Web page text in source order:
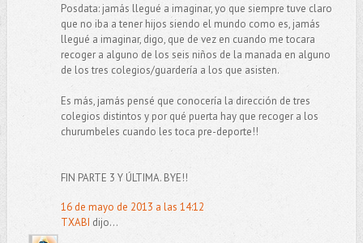
Posdata: jamás llegué a imaginar, yo que siempre tuve claro
que no iba a tener hijos siendo el mundo como es, jamás
llegué a imaginar, digo, que de vez en cuando me tocara
recoger a alguno de los seis niños de la manada en alguno
de los tres colegios/guardería a los que asisten.
Es más, jamás pensé que conocería la dirección de tres
colegios distintos y por qué puerta hay que recoger a los
churumbeles cuando les toca pre-deporte!!
FIN PARTE 3 Y ÚLTIMA. BYE!!
16 de mayo de 2013 a las 14:12
TXABI dijo...